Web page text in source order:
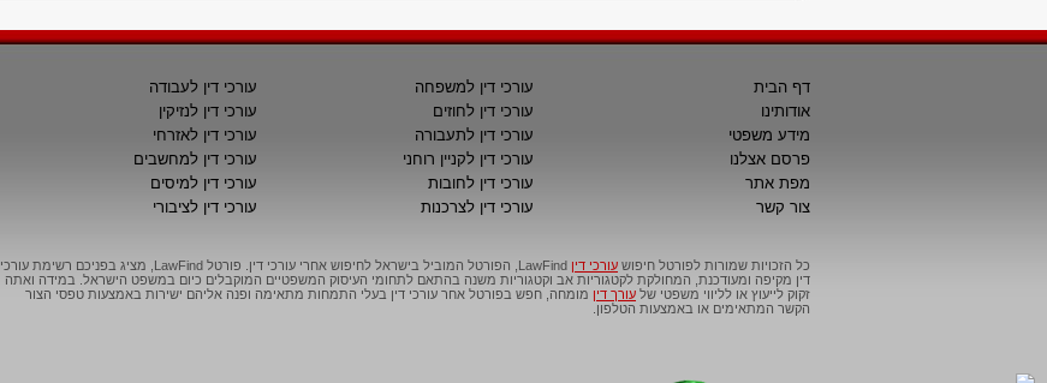
דף הבית
אודותינו
מידע משפטי
פרסם אצלנו
מפת אתר
צור קשר
עורכי דין למשפחה
עורכי דין לחוזים
עורכי דין לתעבורה
עורכי דין לקניין רוחני
עורכי דין לחובות
עורכי דין לצרכנות
עורכי דין לעבודה
עורכי דין לנזיקין
עורכי דין לאזרחי
עורכי דין למחשבים
עורכי דין למיסים
עורכי דין לציבורי
כל הזכויות שמורות לפורטל חיפוש עורכי דין
LawFind, הפורטל המוביל בישראל לחיפוש אחרי עורכי דין. פורטל LawFind, מציג בפניכם רשימת עורכי
דין מקיפה ומעודכנת, המחולקת לקטגוריות אב וקטגוריות משנה בהתאם לתחומי העיסוק המשפטיים המוקבלים כיום במשפט הישראל. במידה ואתה
זקוק לייעוץ או לליווי משפטי של עורך דין מומחה, חפש בפורטל אחר עורכי דין בעלי התמחות מתאימה ופנה אליהם ישירות באמצעות טפסי הצור
הקשר המתאימים או באמצעות הטלפון.